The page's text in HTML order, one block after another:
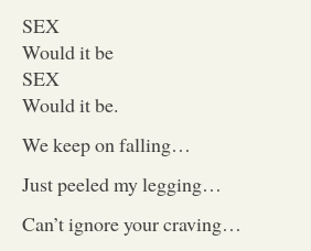
SEX
Would it be
SEX
Would it be.
We keep on falling…
Just peeled my legging…
Can’t ignore your craving…